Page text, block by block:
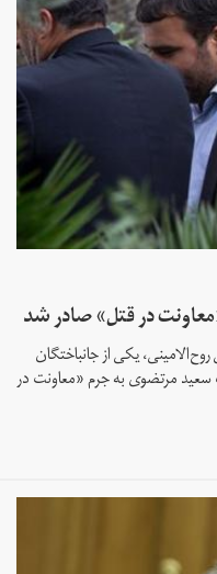
در قتل» صادر شد
یکی از جانباختگان
مرتضوی به جرم «معاونت در